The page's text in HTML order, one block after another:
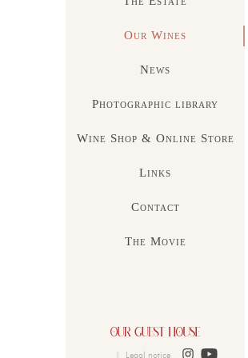
Our Wines
News
Photographic library
Wine Shop & Online Store
Links
Contact
The Movie
| Legal notice